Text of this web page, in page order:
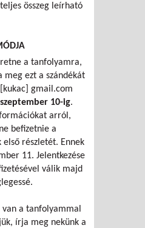
összeg leírható
a tanfolyamra,
meg ezt a szándékát
gmail.com
10-ig.
arról,
befizetnie a
részletét. Ennek
11. Jelentkezése
válik majd
a tanfolyammal
írja meg nekünk a